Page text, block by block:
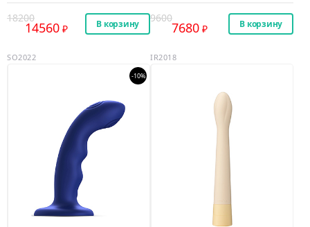
18200
14560 В корзину 9600
7680 В корзину
SO2022
-10%
IR2018